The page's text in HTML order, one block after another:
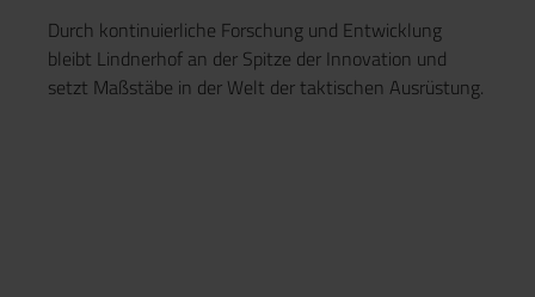
Durch kontinuierliche Forschung und Entwicklung
bleibt Lindnerhof an der Spitze der Innovation und
setzt Maßstäbe in der Welt der taktischen Ausrüstung.